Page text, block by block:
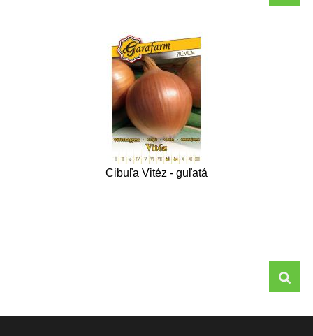
Cibuľa Vitéz - guľatá